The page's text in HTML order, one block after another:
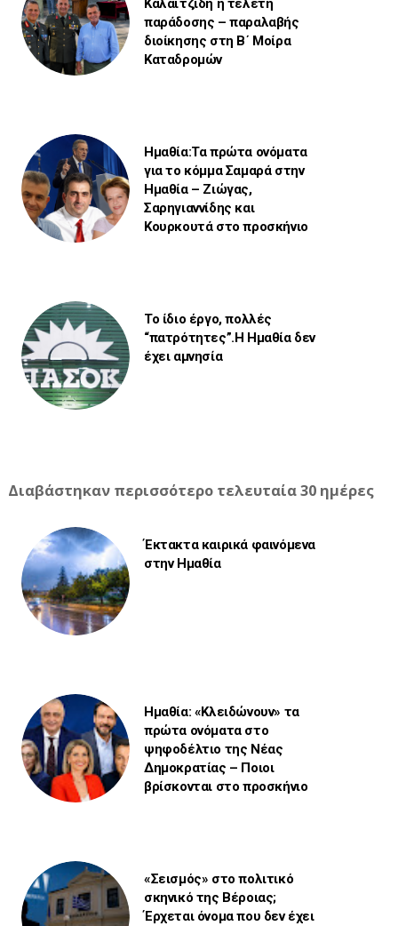
Καλαϊτζίδη η τελετή
παράδοσης – παραλαβής
διοίκησης στη Β΄ Μοίρα
Καταδρομών
Ημαθία:Τα πρώτα ονόματα
για το κόμμα Σαμαρά στην
Ημαθία – Ζιώγας,
Σαρηγιαννίδης και
Κουρκουτά στο προσκήνιο
Το ίδιο έργο, πολλές
“πατρότητες”.Η Ημαθία δεν
έχει αμνησία
Διαβάστηκαν περισσότερο τελευταία 30 ημέρες
Έκτακτα καιρικά φαινόμενα
στην Ημαθία
Ημαθία: «Κλειδώνουν» τα
πρώτα ονόματα στο
ψηφοδέλτιο της Νέας
Δημοκρατίας – Ποιοι
βρίσκονται στο προσκήνιο
«Σεισμός» στο πολιτικό
σκηνικό της Βέροιας;
Έρχεται όνομα που δεν έχει